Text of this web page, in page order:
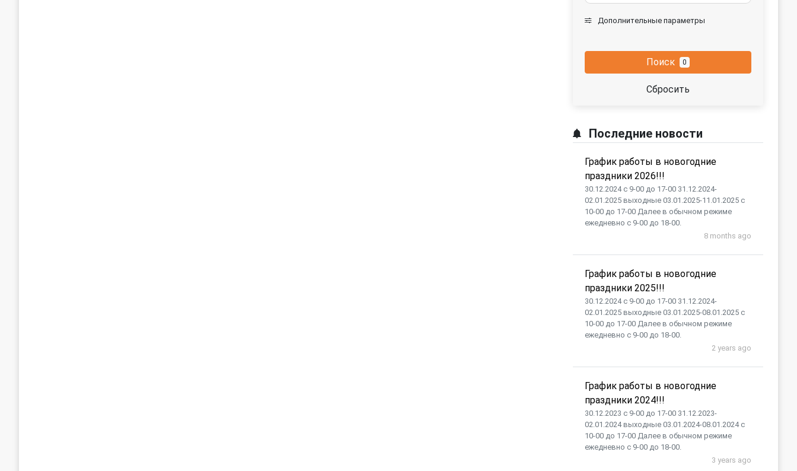
Дополнительные параметры
Поиск 0
Сбросить
Последние новости
График работы в новогодние
праздники 2026!!!
30.12.2024 с 9-00 до 17-00 31.12.2024-
02.01.2025 выходные 03.01.2025-11.01.2025 с
10-00 до 17-00 Далее в обычном режиме
ежедневно с 9-00 до 18-00.
8 months ago
График работы в новогодние
праздники 2025!!!
30.12.2024 с 9-00 до 17-00 31.12.2024-
02.01.2025 выходные 03.01.2025-08.01.2025 с
10-00 до 17-00 Далее в обычном режиме
ежедневно с 9-00 до 18-00.
2 years ago
График работы в новогодние
праздники 2024!!!
30.12.2023 с 9-00 до 17-00 31.12.2023-
02.01.2024 выходные 03.01.2024-08.01.2024 с
10-00 до 17-00 Далее в обычном режиме
ежедневно с 9-00 до 18-00.
3 years ago